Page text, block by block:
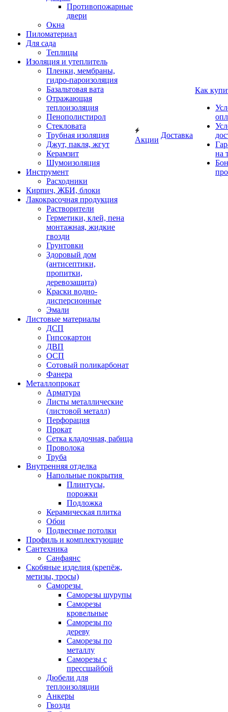
Противопожарные
двери
Окна
Пиломатериал
Для сада
Теплицы
Изоляция и утеплитель
Пленки, мембраны,
гидро-пароизоляция
Базальтовая вата
Отражающая
теплоизоляция
Пенополистирол
Стекловата
Трубная изоляция
Джут, пакля, жгут
Керамзит
Шумоизоляция
Инструмент
Расходники
Кирпич, ЖБИ, блоки
Лакокрасочная продукция
Растворители
Герметики, клей, пена
монтажная, жидкие
гвозди
Грунтовки
Здоровый дом
(антисептики,
пропитки,
деревозащита)
Краски водно-
дисперсионные
Эмали
Листовые материалы
ДСП
Гипсокартон
ДВП
ОСП
Сотовый поликарбонат
Фанера
Металлопрокат
Арматура
Листы металлические
(листовой металл)
Перфорация
Прокат
Сетка кладочная, рабица
Проволока
Труба
Внутренняя отделка
Напольные покрытия
Плинтусы,
порожки
Подложка
Керамическая плитка
Обои
Подвесные потолки
Профиль и комплектующие
Сантехника
Санфаянс
Скобяные изделия (крепёж,
метизы, тросы)
Саморезы
Саморезы шурупы
Саморезы
кровельные
Саморезы по
дереву
Саморезы по
металлу
Саморезы с
прессшайбой
Дюбели для
теплоизоляции
Анкеры
Гвозди
Акции
Доставка
Как
на